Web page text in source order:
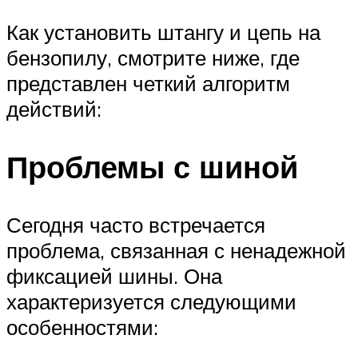
Как установить штангу и цепь на
бензопилу, смотрите ниже, где
представлен четкий алгоритм
действий:
Проблемы с шиной
Сегодня часто встречается
проблема, связанная с ненадежной
фиксацией шины. Она
характеризуется следующими
особенностями: